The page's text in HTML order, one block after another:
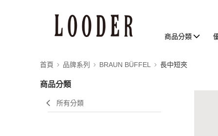
商品分類
首頁 品牌系列 BRAUN BÜFFEL 長中短夾
商品分類
所有分類